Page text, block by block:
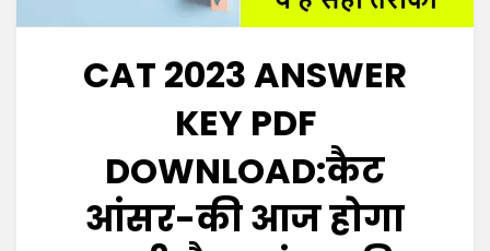
CAT 2023 ANSWER
KEY PDF
DOWNLOAD:कैट
आंसर-की आज होगा